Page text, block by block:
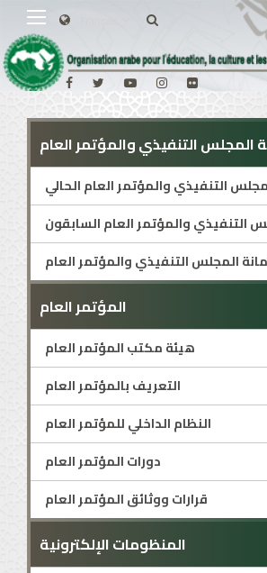
المجلس التنفيذي والمؤتمر العام
التنفيذي والمؤتمر العام الحالي
التنفيذي والمؤتمر العام السابقون
المجلس التنفيذي والمؤتمر العام
المؤتمر العام
هيئة مكتب المؤتمر العام
التعريف بالمؤتمر العام
النظام الداخلي للمؤتمر العام
دورات المؤتمر العام
قرارات ووثائق المؤتمر العام
المنظومات الإلكترونية